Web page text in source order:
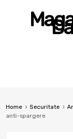
Home Securitate
anti-spargere